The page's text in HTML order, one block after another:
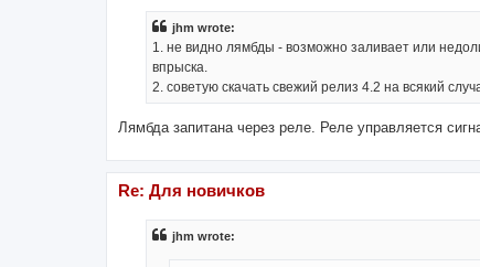
jhm wrote:
1. не видно лямбды - возможно заливает или
впрыска.
2. советую скачать свежий релиз 4.2 на всякий
Лямбда запитана через реле. Реле управляется
Re: Для новичков
jhm wrote: